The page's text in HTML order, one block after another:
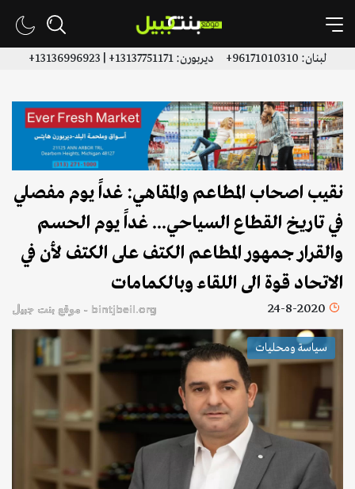
لبنان: 96171010310+ ديربورن: 13137751171+ | 13136996923+
نقيب اصحاب المطاعم والمقاهي: غداً يوم مفصلي
في تاريخ القطاع السياحي... غداً يوم الحسم
والقرار جمهور المطاعم الكتف على الكتف لأن في
الاتحاد قوة الى اللقاء وبالكمامات
24-8-2020 bintjbeil.org - موقع بنت جبيل
سياسة ومحليات